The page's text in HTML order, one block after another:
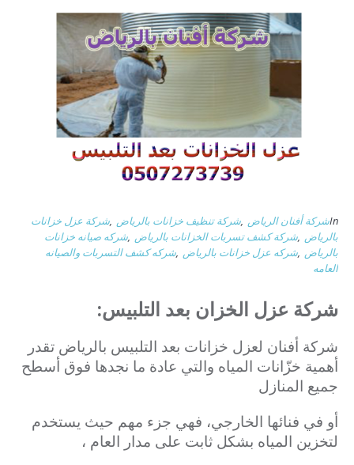
Inشركة أفنان الرياض ,شركة تنظيف خزانات بالرياض ,شركة عزل خزانات
بالرياض ,شركة كشف تسربات الخزانات بالرياض ,شركه صيانه خزانات
بالرياض ,شركه عزل خزانات بالرياض ,شركه كشف التسربات والصيانه
العامه
شركة عزل الخزان بعد التلبيس:
شركة أفنان لعزل خزانات بعد التلبيس بالرياض تقدر
أهمية خزّانات المياه والتي عادة ما نجدها فوق أسطح
جميع المنازل
أو في فنائها الخارجي، فهي جزء مهم حيث يستخدم
لتخزين المياه بشكل ثابت على مدار العام ،